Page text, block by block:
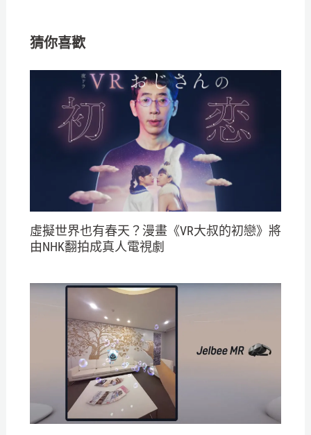
猜你喜歡
虛擬世界也有春天？漫畫《VR大叔的初戀》將
由NHK翻拍成真人電視劇